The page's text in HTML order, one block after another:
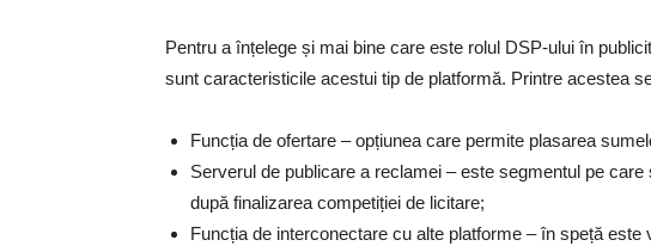
Pentru a înțelege și mai bine care este rolul DSP-ului în
sunt caracteristicile acestui tip de platformă. Printre acestea
Funcția de ofertare – opțiunea care permite plasarea
Serverul de publicare a reclamei – este segmentul pe
după finalizarea competiției de licitare;
Funcția de interconectare cu alte platforme – în speță